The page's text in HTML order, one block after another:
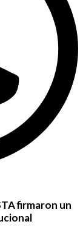
firmaron un